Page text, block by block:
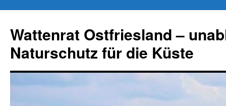
springen
Wattenrat Ostfriesland –
Naturschutz für die Küste